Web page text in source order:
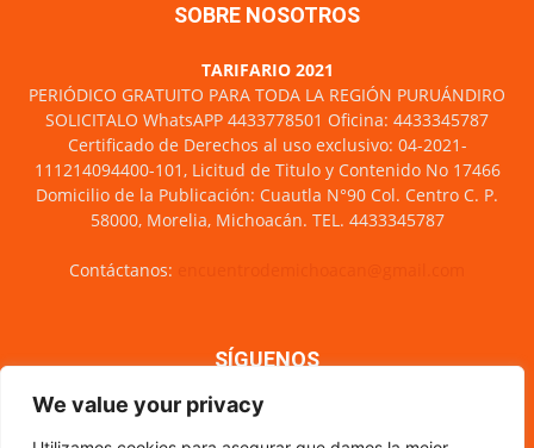
We value your privacy
SOBRE NOSOTROS
TARIFARIO 2021
PERIÓDICO GRATUITO PARA TODA LA REGIÓN PURUÁNDIRO
SOLICITALO WhatsAPP 4433778501 Oficina: 4433345787
Certificado de Derechos al uso exclusivo: 04-2021-
111214094400-101, Licitud de Titulo y Contenido No 17466
Domicilio de la Publicación: Cuautla N°90 Col. Centro C. P.
58000, Morelia, Michoacán. TEL. 4433345787
Contáctanos:
SÍGUENOS